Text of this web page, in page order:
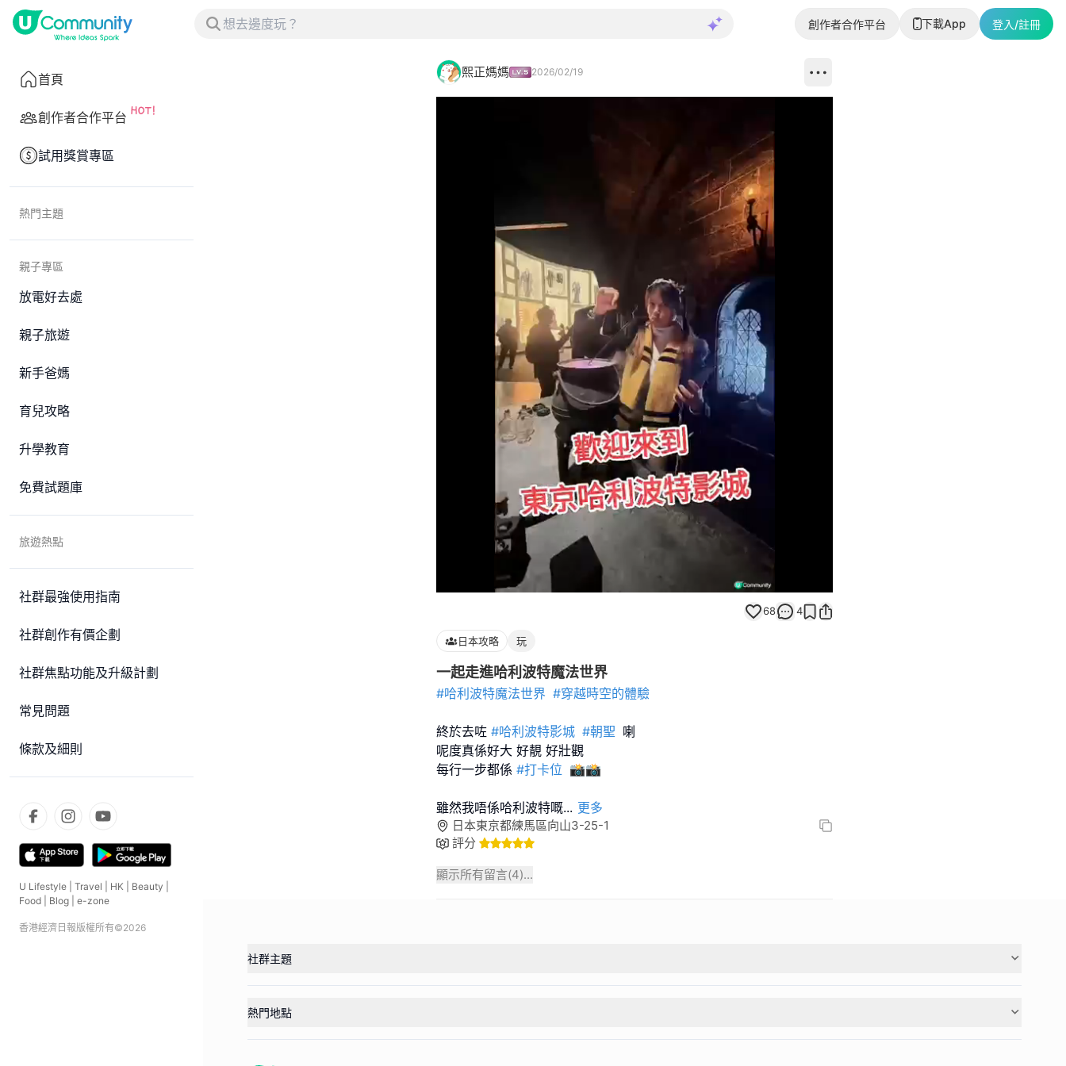
創作者合作平台 下載App 登入/註冊
首頁
創作者合作平台
試用獎賞專區
熱門主題
親子專區
放電好去處
親子旅遊
新手爸媽
育兒攻略
升學教育
免費試題庫
旅遊熱點
社群最強使用指南
社群創作有價企劃
社群焦點功能及升級計劃
常見問題
條款及細則
U Lifestyle Travel HK Beauty
Food
Blog e-zone
香港經濟日報版權所有©2026
熙正媽媽 2026/02/19
100.00%
68 4
日本攻略 玩
一起走進哈利波特魔法世界
#哈利波特魔法世界 #穿越時空的體驗
終於去咗 #哈利波特影城 #朝聖 喇
呢度真係好大 好靚 好壯觀
每行一步都係 #打卡位 📸📸
雖然我唔係哈利波特嘅... 更多
日本東京都練馬區向山3-25-1
評分
顯示所有留言(4)...
社群主題
熱門地點